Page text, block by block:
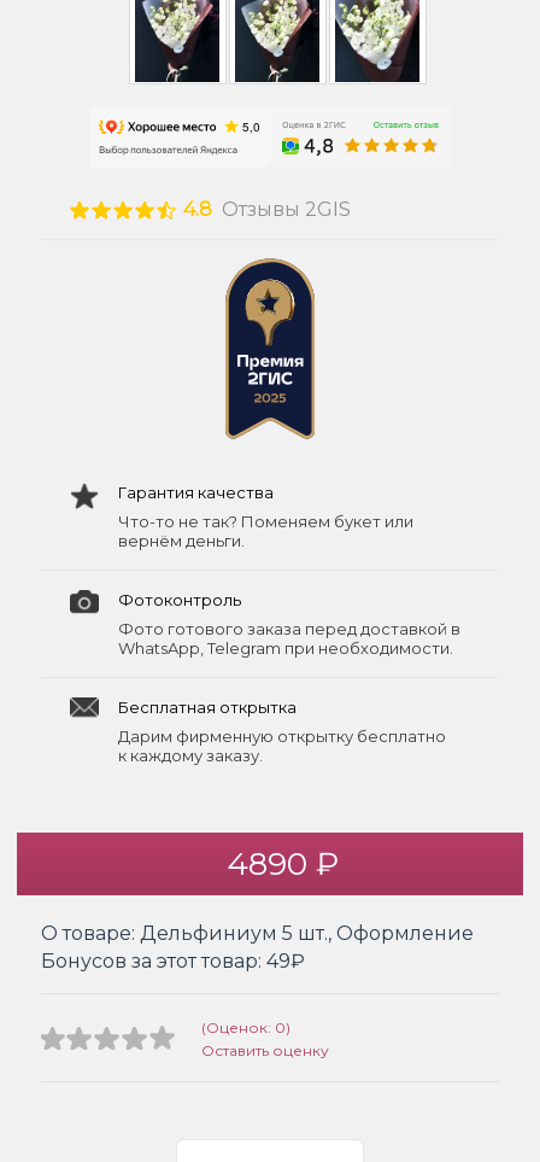
4.8 Отзывы 2GIS
Гарантия качества
Что-то не так? Поменяем букет или
вернём деньги.
Фотоконтроль
Фото готового заказа перед доставкой в
WhatsApp, Telegram при необходимости.
Бесплатная открытка
Дарим фирменную открытку бесплатно
к каждому заказу.
4890 ₽
О товаре: Дельфиниум 5 шт., Оформление
Бонусов за этот товар: 49₽
(Оценок: 0)
Оставить оценку